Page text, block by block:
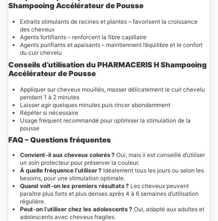
Shampooing Accélérateur de Pousse
Extraits stimulants de racines et plantes – favorisent la croissance
des cheveux
Agents fortifiants – renforcent la fibre capillaire
Agents purifiants et apaisants – maintiennent l’équilibre et le confort
du cuir chevelu
Conseils d’utilisation du PHARMACERIS H Shampooing
Accélérateur de Pousse
Appliquer sur cheveux mouillés, masser délicatement le cuir chevelu
pendant 1 à 2 minutes
Laisser agir quelques minutes puis rincer abondamment
Répéter si nécessaire
Usage fréquent recommandé pour optimiser la stimulation de la
pousse
FAQ – Questions fréquentes
Convient-il aux cheveux colorés ? Oui, mais il est conseillé d’utiliser
un soin protecteur pour préserver la couleur.
À quelle fréquence l’utiliser ? Idéalement tous les jours ou selon les
besoins, pour une stimulation optimale.
Quand voit-on les premiers résultats ? Les cheveux peuvent
paraître plus forts et plus denses après 4 à 6 semaines d’utilisation
régulière.
Peut-on l’utiliser chez les adolescents ? Oui, adapté aux adultes et
adolescents avec cheveux fragiles.